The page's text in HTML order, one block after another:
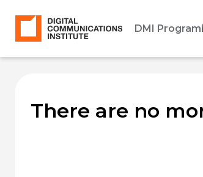
DMI Programi
There are no